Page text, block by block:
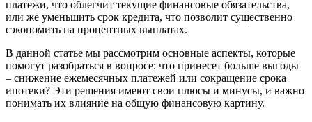
платежи, что облегчит текущие финансовые обязательства,
или же уменьшить срок кредита, что позволит существенно
сэкономить на процентных выплатах.
В данной статье мы рассмотрим основные аспекты, которые
помогут разобраться в вопросе: что принесет больше выгоды
– снижение ежемесячных платежей или сокращение срока
ипотеки? Эти решения имеют свои плюсы и минусы, и важно
понимать их влияние на общую финансовую картину.